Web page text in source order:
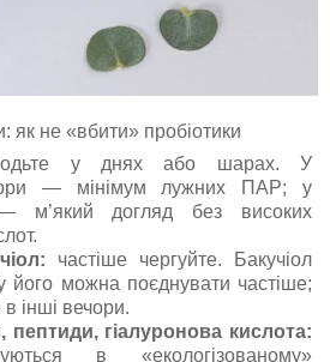
як не «вбити» пробіотики
у днях або шарах. У
— мінімум лужних ПАР; у
— м’який догляд без високих
частіше чергуйте. Бакучіол
його можна поєднувати частіше;
інші вечори.
пептиди, гіалуронова кислота:
в «екологізованому»